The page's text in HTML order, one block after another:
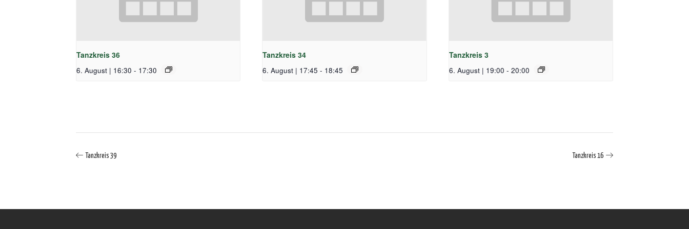
Tanzkreis 36
6. August | 16:30 - 17:30
Tanzkreis 34
6. August | 17:45 - 18:45
Tanzkreis 3
6. August | 19:00 - 20:00
Tanzkreis 39 Tanzkreis 16